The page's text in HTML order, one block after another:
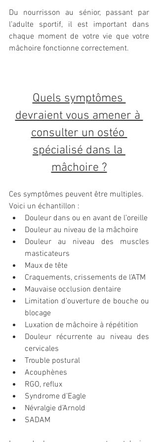
Du nourrisson au sénior, passant par
l’adulte sportif, il est important dans
chaque moment de votre vie que votre
mâchoire fonctionne correctement.
Quels symptômes
devraient vous amener à
consulter un ostéo
spécialisé dans la
mâchoire ?
Ces symptômes peuvent être multiples.
Voici un échantillon :
Douleur dans ou en avant de l’oreille
Douleur au niveau de la mâchoire
Douleur au niveau des muscles
masticateurs
Maux de tête
Craquements, crissements de l’ATM
Mauvaise occlusion dentaire
Limitation d’ouverture de bouche ou
blocage
Luxation de mâchoire à répétition
Douleur récurrente au niveau des
cervicales
Trouble postural
Acouphènes
RGO, reflux
Syndrome d’Eagle
Névralgie d’Arnold
SADAM